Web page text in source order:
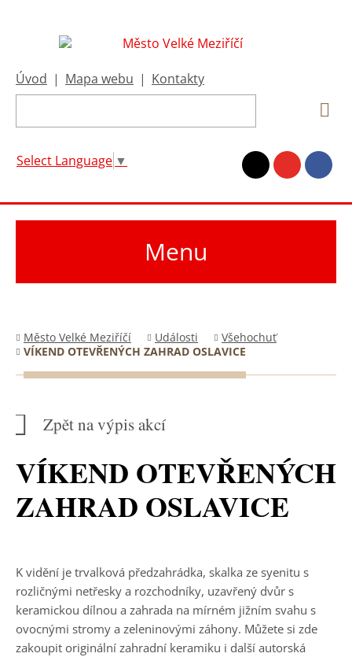
Úvod | Mapa webu | Kontakty
Select Language ▼
Menu
Město Velké Meziříčí Události
Všehochuť
VÍKEND OTEVŘENÝCH ZAHRAD OSLAVICE
Zpět na výpis akcí
VÍKEND OTEVŘENÝCH
ZAHRAD OSLAVICE
K vidění je trvalková předzahrádka, skalka ze syenitu s
rozličnými netřesky a rozchodníky, uzavřený dvůr s
keramickou dílnou a zahrada na mírném jižním svahu s
ovocnými stromy a zeleninovými záhony. Můžete si zde
zakoupit originální zahradní keramiku i další autorská